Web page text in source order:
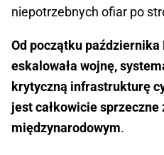
niepotrzebnych ofiar po
Od początku października
eskalowała wojnę,
krytyczną infrastrukturę
jest całkowicie sprzeczne
międzynarodowym.